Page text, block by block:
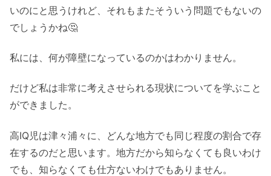
いのにと思うけれど、それもまたそういう問題でもないの
でしょうかね🤔
私には、何が障壁になっているのかはわかりません。
だけど私は非常に考えさせられる現状についてを学ぶこと
ができました。
高IQ児は津々浦々に、どんな地方でも同じ程度の割合で存
在するのだと思います。地方だから知らなくても良いわけ
でも、知らなくても仕方ないわけでもありません。